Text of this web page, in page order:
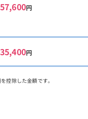
57,600円
35,400円
控除した金額です。